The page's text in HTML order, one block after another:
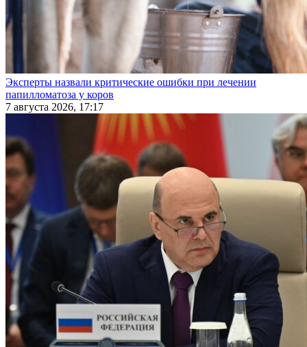
Эксперты назвали критические ошибки при лечении
папилломатоза у коров
7 августа 2026, 17:17